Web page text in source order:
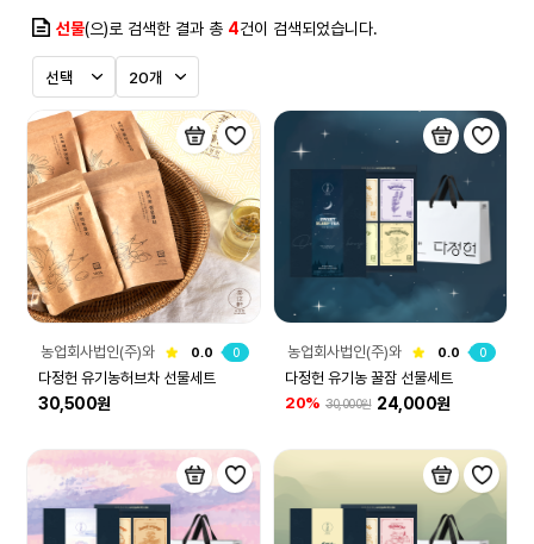
선물(으)로 검색한 결과 총 4건이 검색되었습니다.
농업회사법인(주)와
이케이컴퍼니
0.0 0
다정헌 유기농허브차 선물세트
30,500원
농업회사법인(주)와
이케이컴퍼니
0.0 0
다정헌 유기농 꿀잠 선물세트
20% 30,000원 24,000원